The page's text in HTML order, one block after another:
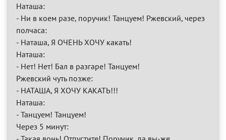
Наташа:
- Ни в коем разе, поручик! Танцуем! Ржевский, через
полчаса:
- Наташа, Я ОЧЕНЬ ХОЧУ какать!
Наташа:
- Нет! Нет! Бал в разгаре! Танцуем!
Ржевский чуть позже:
- НАТАША, Я ХОЧУ КАКАТЬ!!!
Наташа:
- Танцуем! Танцуем!
Через 5 минут: